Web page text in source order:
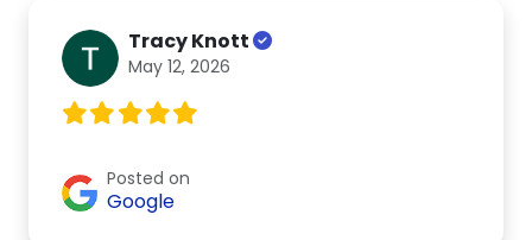
Tracy Knott
May 12, 2026
Posted on
Google